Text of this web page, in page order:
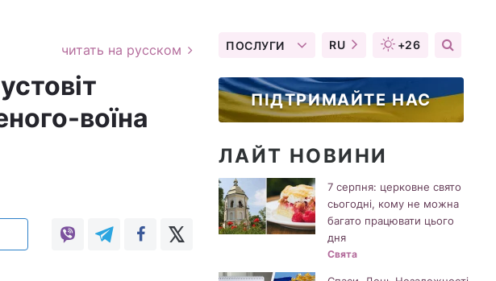
читать на русском
воїна
ПОСЛУГИ RU +26
ПІДТРИМАЙТЕ НАС
ЛАЙТ НОВИНИ
7 серпня: церковне свято
сьогодні, кому не можна
багато працювати цього
дня
Свята